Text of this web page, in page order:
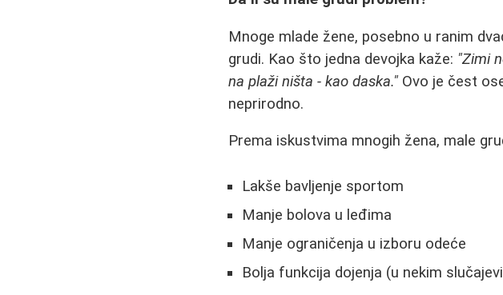
Mnoge mlade žene, posebno u ranim
grudi. Kao što jedna devojka kaže: "Zimi
na plaži ništa - kao daska." Ovo je čest
neprirodno.
Prema iskustvima mnogih žena, male
Lakše bavljenje sportom
Manje bolova u leđima
Manje ograničenja u izboru odeće
Bolja funkcija dojenja (u nekim